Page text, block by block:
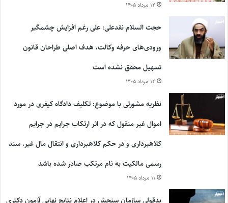
۱۲ مرداد ۱۴۰۵
حجت السلام نقدعلی: علی رغم افزایش چشمگیر
ورودی‌های حرفه وکالت، هدف اصلی طراحان قانون
تسهیل محقق نشده است
۱۴ مرداد ۱۴۰۵
نظریه مشورتی با موضوع: تکلیف دادگاه کیفری در مورد
اموال غیر منقول که در اثر ارتکاب جرایم در جرایم
کلاهبرداری و در حکم کلاهبرداری و انتقال مال غیر، سند
رسمی مالکیت به نام مرتکب صادر شده باشد
۱۱ مرداد ۱۴۰۵
بدقولی سازمان سنجش در اعلام نتایج نهایی آزمون دکتری